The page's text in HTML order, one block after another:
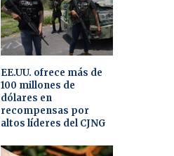
EE.UU. ofrece más de
100 millones de
dólares en
recompensas por
altos líderes del CJNG